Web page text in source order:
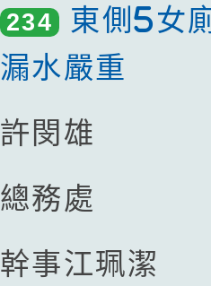
234
東側5女
漏水嚴重
許閔雄
總務處
幹事江珮潔